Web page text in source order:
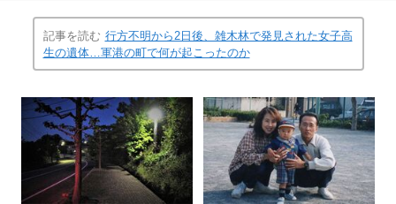
記事を読む 行方不明から2日後、雑木林で発見された女子高
生の遺体…軍港の町で何が起こったのか